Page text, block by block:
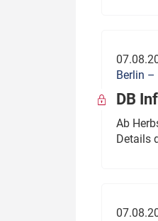
Berlin –
DB
Ab
Details